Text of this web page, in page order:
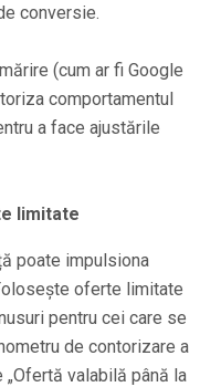
conversie.
(cum ar fi Google
comportamentul
a face ajustările
limitate
poate impulsiona
oferte limitate
pentru cei care se
de contorizare a
valabilă până la